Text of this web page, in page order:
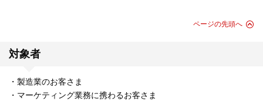
ページの先頭へ
対象者
・製造業のお客さま
・マーケティング業務に携わるお客さま